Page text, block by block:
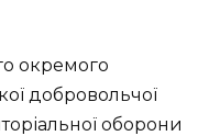
окремого
добровольчої
оборони